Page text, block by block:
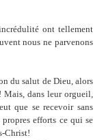
ont tellement
nous ne parvenons
du salut de Dieu, alors
Mais, dans leur orgueil,
que se recevoir sans
efforts ce qui se
Christ!